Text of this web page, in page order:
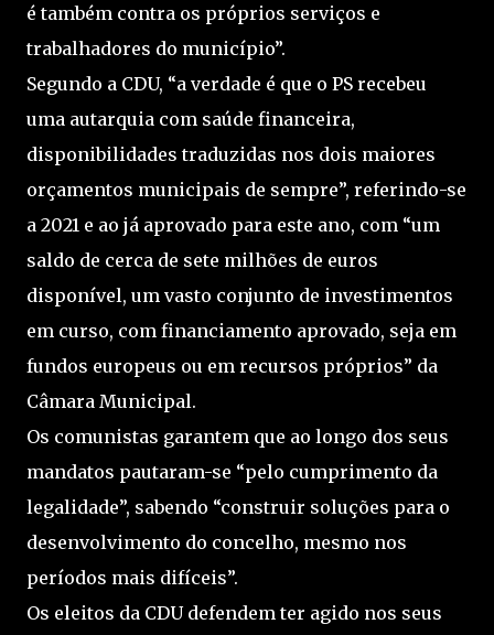
é também contra os próprios serviços e
trabalhadores do município”.
Segundo a CDU, “a verdade é que o PS recebeu
uma autarquia com saúde financeira,
disponibilidades traduzidas nos dois maiores
orçamentos municipais de sempre”, referindo-se
a 2021 e ao já aprovado para este ano, com “um
saldo de cerca de sete milhões de euros
disponível, um vasto conjunto de investimentos
em curso, com financiamento aprovado, seja em
fundos europeus ou em recursos próprios” da
Câmara Municipal.
Os comunistas garantem que ao longo dos seus
mandatos pautaram-se “pelo cumprimento da
legalidade”, sabendo “construir soluções para o
desenvolvimento do concelho, mesmo nos
períodos mais difíceis”.
Os eleitos da CDU defendem ter agido nos seus